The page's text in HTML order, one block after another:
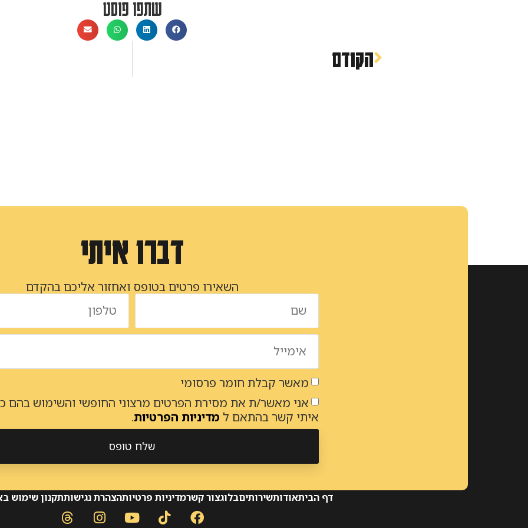
שתפו פוסט
הקודם
דברו איתי
השאירו פרטים בטופס ואחזור אליכם בהקדם
מאשר קבלת חומר פרסומי
אני מאשר/ת את מסירת הפרטים מרצוני החופשי והשימוש בהם
איתי קשר בהתאם ל מדיניות הפרטיות.
שלח טופס
דף הביתאודותשירותיםבלוגצור קשרמדיניות פרטיותהצהרת נגישותתקנון שימוש